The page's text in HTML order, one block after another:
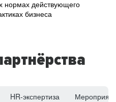
нормах действующего
бизнеса
HR-экспертиза